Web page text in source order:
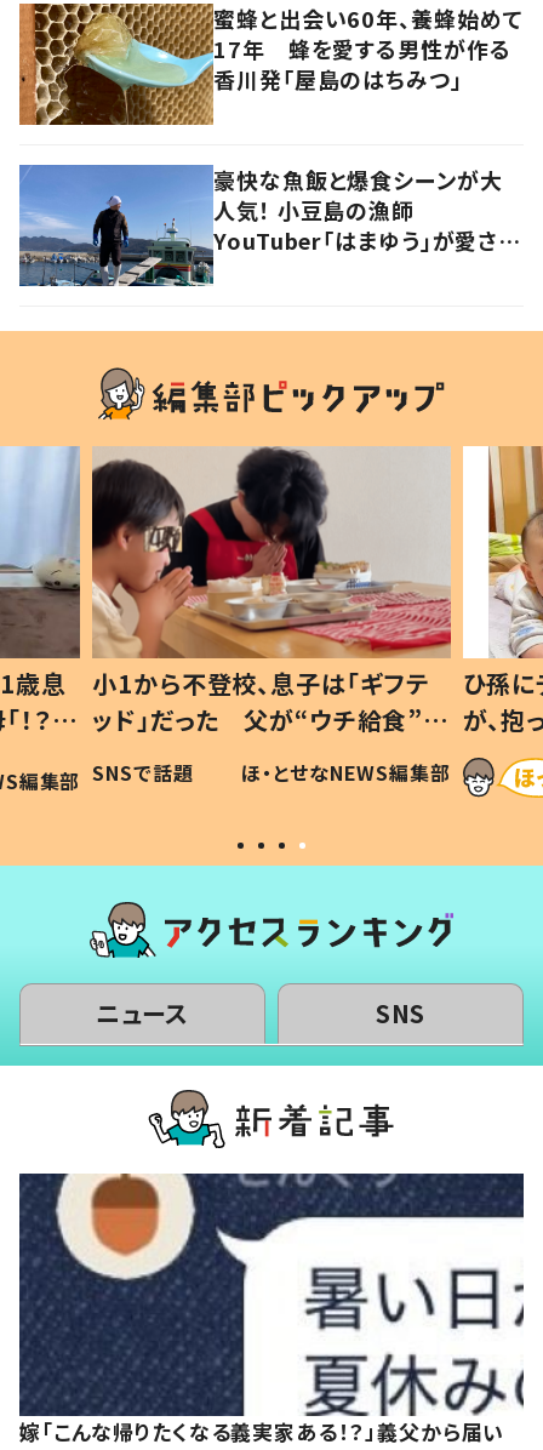
蜜蜂と出会い60年、養蜂始めて
17年 蜂を愛する男性が作る
香川発「屋島のはちみつ」
豪快な魚飯と爆食シーンが大
人気！ 小豆島の漁師
YouTuber「はまゆう」が愛され
歳息
？」
編集部
小1から不登校、息子は「ギフテ
ッド」だった 父が“ウチ給食”を
作り続ける理由とは #令和の親
#令和の子
SNSで話題 ほ・とせなNEWS編集部
ひ孫
が、
「涙が
い」
ニュース SNS
嫁「こんな帰りたくなる義実家ある！？」義父から届い